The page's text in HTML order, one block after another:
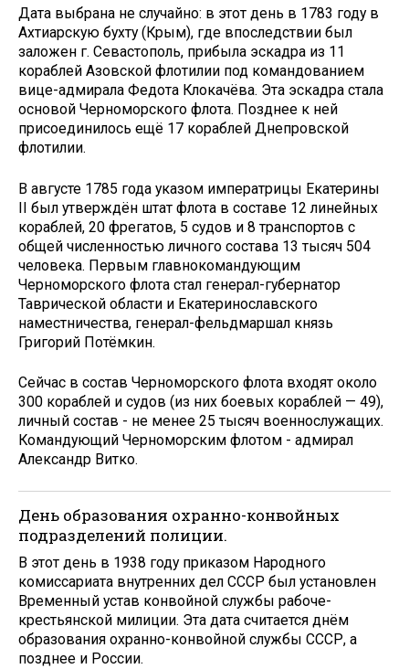
Дата выбрана не случайно: в этот день в 1783 году в
Ахтиарскую бухту (Крым), где впоследствии был
заложен г. Севастополь, прибыла эскадра из 11
кораблей Азовской флотилии под командованием
вице-адмирала Федота Клокачёва. Эта эскадра стала
основой Черноморского флота. Позднее к ней
присоединилось ещё 17 кораблей Днепровской
флотилии.
В августе 1785 года указом императрицы Екатерины
II был утверждён штат флота в составе 12 линейных
кораблей, 20 фрегатов, 5 судов и 8 транспортов с
общей численностью личного состава 13 тысяч 504
человека. Первым главнокомандующим
Черноморского флота стал генерал-губернатор
Таврической области и Екатеринославского
наместничества, генерал-фельдмаршал князь
Григорий Потёмкин.
Сейчас в состав Черноморского флота входят около
300 кораблей и судов (из них боевых кораблей — 49),
личный состав - не менее 25 тысяч военнослужащих.
Командующий Черноморским флотом - адмирал
Александр Витко.
День образования охранно-конвойных
подразделений полиции.
В этот день в 1938 году приказом Народного
комиссариата внутренних дел СССР был установлен
Временный устав конвойной службы рабоче-
крестьянской милиции. Эта дата считается днём
образования охранно-конвойной службы СССР, а
позднее и России.